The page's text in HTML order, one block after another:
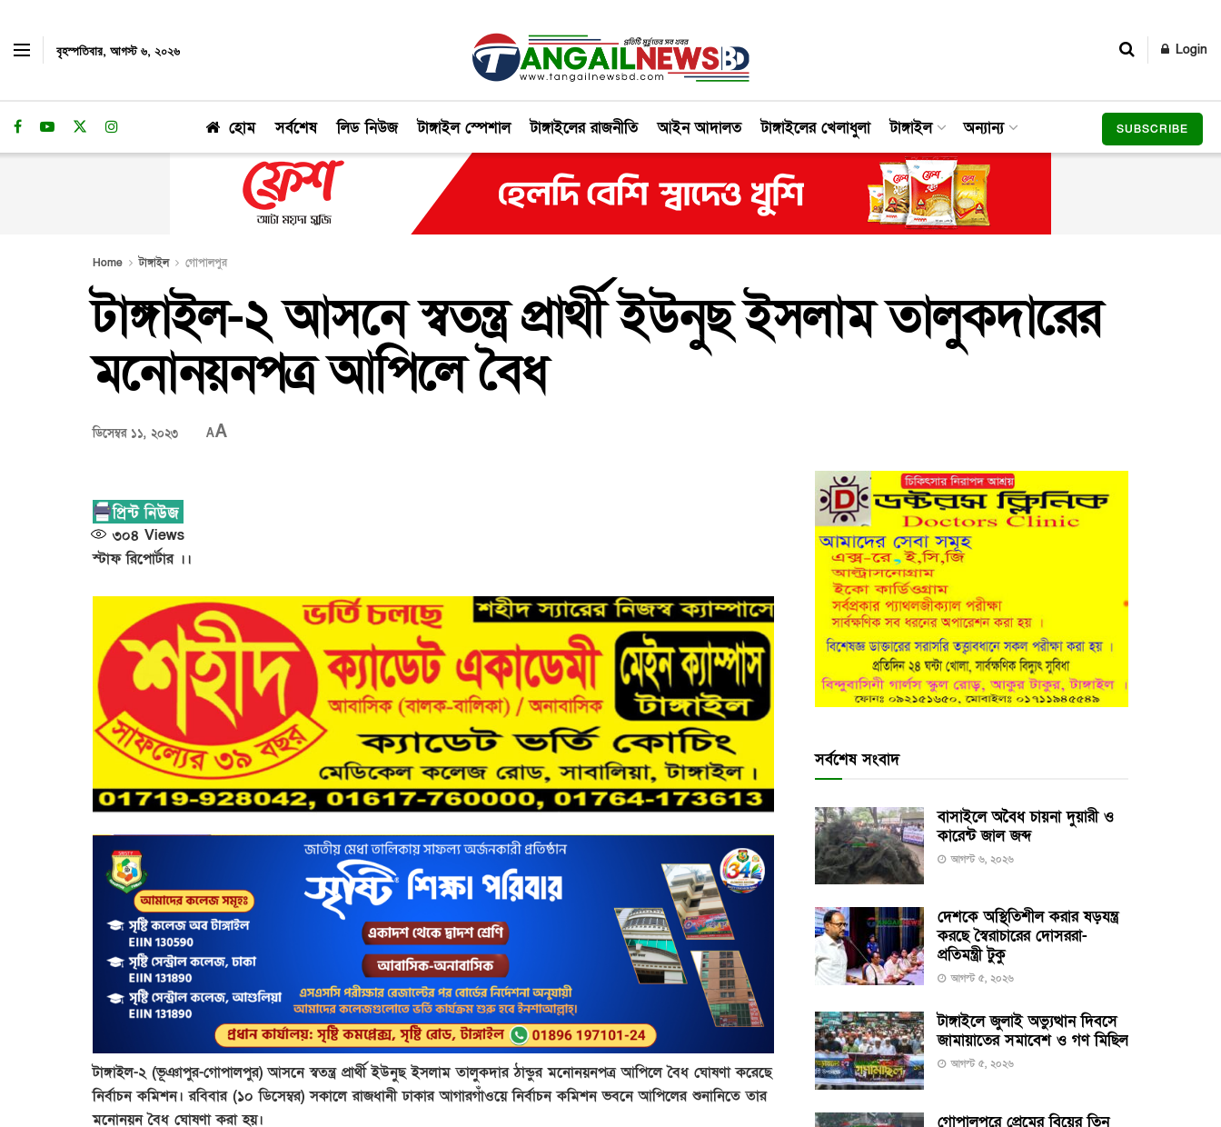
বৃহস্পতিবার, আগস্ট ৬, ২০২৬ Login
হোম সর্বশেষ লিড নিউজ টাঙ্গাইল স্পেশাল টাঙ্গাইলের রাজনীতি আইন আদালত টাঙ্গাইলের খেলাধুলা টাঙ্গাইল অন্যান্য SUBSCRIBE
Home টাঙ্গাইল গোপালপুর
টাঙ্গাইল-২ আসনে স্বতন্ত্র প্রার্থী ইউনুছ ইসলাম তালুকদারের
মনোনয়নপত্র আপিলে বৈধ
ডিসেম্বর ১১, ২০২৩ AA
৩০৪ Views
স্টাফ রিপোর্টার ।।
টাঙ্গাইল-২ (ভূঞাপুর-গোপালপুর) আসনে স্বতন্ত্র প্রার্থী ইউনুছ ইসলাম তালুকদার ঠান্ডুর মনোনয়নপত্র আপিলে বৈধ ঘোষণা করেছে
নির্বাচন কমিশন। রবিবার (১০ ডিসেম্বর) সকালে রাজধানী ঢাকার আগারগাঁওয়ে নির্বাচন কমিশন ভবনে আপিলের শুনানিতে তার
মনোনয়ন বৈধ ঘোষণা করা হয়।
সর্বশেষ সংবাদ
বাসাইলে অবৈধ চায়না দুয়ারী ও
কারেন্ট জাল জব্দ
আগস্ট ৬, ২০২৬
দেশকে অস্থিতিশীল করার ষড়যন্ত্র
করছে স্বৈরাচারের দোসররা-
প্রতিমন্ত্রী টুকু
আগস্ট ৫, ২০২৬
টাঙ্গাইলে জুলাই অভ্যুত্থান দিবসে
জামায়াতের সমাবেশ ও গণ মিছিল
আগস্ট ৫, ২০২৬
গোপালপুরে প্রেমের বিয়ের তিন